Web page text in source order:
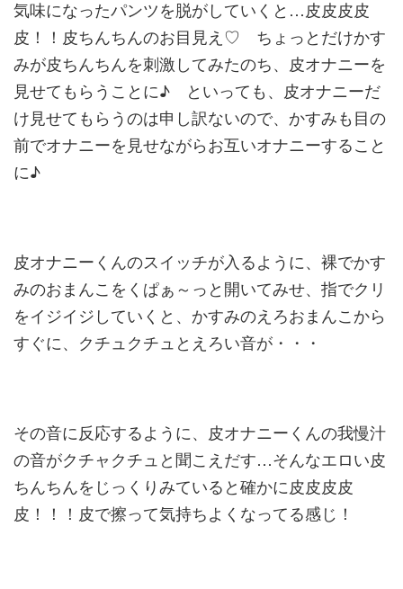
気味になったパンツを脱がしていくと…皮皮皮皮
皮！！皮ちんちんのお目見え♡ ちょっとだけかす
みが皮ちんちんを刺激してみたのち、皮オナニーを
見せてもらうことに♪ といっても、皮オナニーだ
け見せてもらうのは申し訳ないので、かすみも目の
前でオナニーを見せながらお互いオナニーすること
に♪
皮オナニーくんのスイッチが入るように、裸でかす
みのおまんこを くぱぁ～っと開いてみせ、指でクリ
をイジイジしていくと、かすみのえろおまんこから
すぐに、クチュクチュとえろい音が・・・
その音に反応するように、皮オナニーくんの我慢汁
の音がクチャクチュと聞こえだす…そんなエロい皮
ちんちんをじっくりみていると確かに皮皮皮皮
皮！！！皮で擦って気持ちよくなってる感じ！